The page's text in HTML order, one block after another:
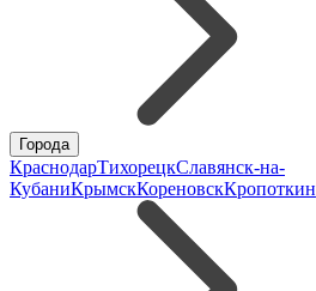
Города
КраснодарТихорецкСлавянск-на-
КубаниКрымскКореновскКропоткин